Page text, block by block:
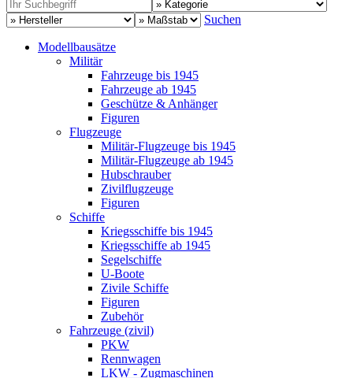
Suchen
Modellbausätze
Militär
Fahrzeuge bis 1945
Fahrzeuge ab 1945
Geschütze & Anhänger
Figuren
Flugzeuge
Militär-Flugzeuge bis 1945
Militär-Flugzeuge ab 1945
Hubschrauber
Zivilflugzeuge
Figuren
Schiffe
Kriegsschiffe bis 1945
Kriegsschiffe ab 1945
Segelschiffe
U-Boote
Zivile Schiffe
Figuren
Zubehör
Fahrzeuge (zivil)
PKW
Rennwagen
LKW - Zugmaschinen